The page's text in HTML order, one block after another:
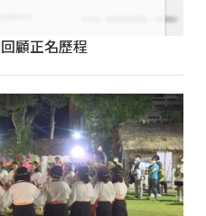
顧正名歷程